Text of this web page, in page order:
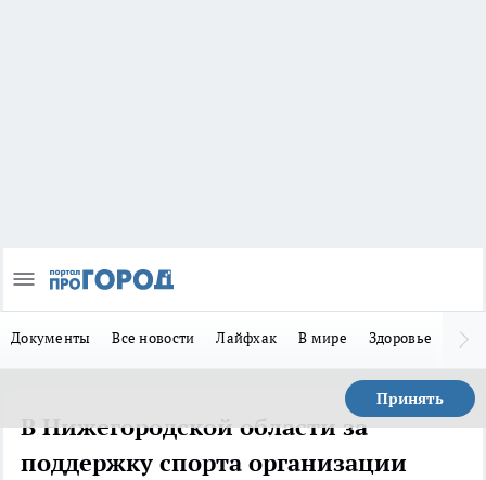
Документы Все новости Лайфхак В мире Здоровье
Принять
В Нижегородской области за
поддержку спорта организации